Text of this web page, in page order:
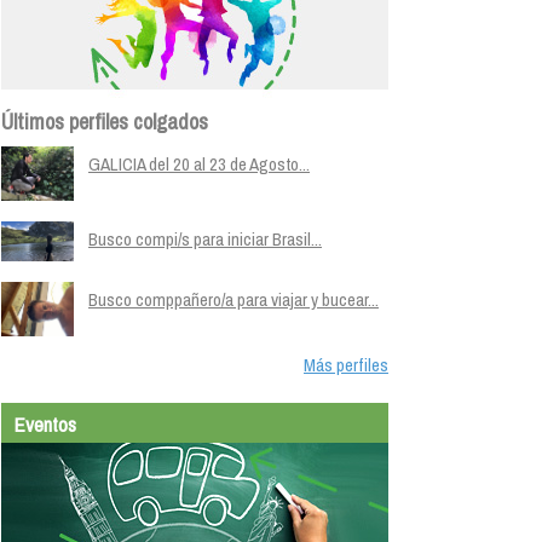
Últimos perfiles colgados
GALICIA del 20 al 23 de Agosto...
Busco compi/s para iniciar Brasil...
Busco comppañero/a para viajar y bucear...
Más perfiles
Eventos